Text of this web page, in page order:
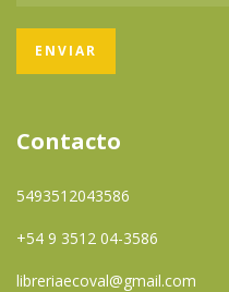
Contacto
5493512043586
+54 9 3512 04-3586
libreriaecoval@gmail.com